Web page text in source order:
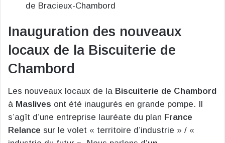
de Bracieux-Chambord
Inauguration des nouveaux
locaux de la Biscuiterie de
Chambord
Les nouveaux locaux de la Biscuiterie de Chambord
à Maslives ont été inaugurés en grande pompe. Il
s’agît d’une entreprise lauréate du plan France
Relance sur le volet « territoire d’industrie » / «